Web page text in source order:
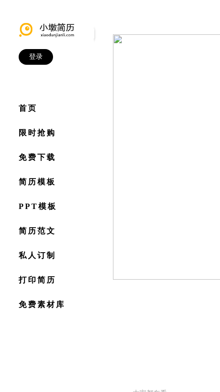
登录
首页
限时抢购
免费下载
简历模板
PPT模板
简历范文
私人订制
打印简历
免费素材库